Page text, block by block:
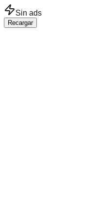
Saltar al contenido principal
Sin ads
Recargar